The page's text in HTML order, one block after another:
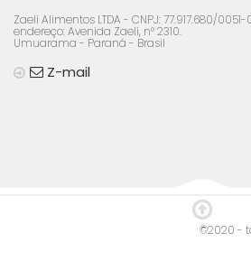
Zaeli Alimentos LTDA - CNPJ: 77.917.680/
endereço: Avenida Zaeli, n° 2310.
Umuarama - Paraná - Brasil
Z-mail
©2020 -